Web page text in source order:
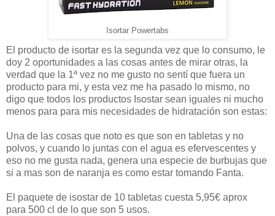
Isortar Powertabs
El producto de isortar es la segunda vez que lo consumo, le
doy 2 oportunidades a las cosas antes de mirar otras, la
verdad que la 1ª vez no me gusto no sentí que fuera un
producto para mi, y esta vez me ha pasado lo mismo, no
digo que todos los productos Isostar sean iguales ni mucho
menos para para mis necesidades de hidratación son estas:
Una de las cosas que noto es que son en tabletas y no
polvos, y cuando lo juntas con el agua es efervescentes y
eso no me gusta nada, genera una especie de burbujas que
si a mas son de naranja es como estar tomando Fanta.
El paquete de isostar de 10 tabletas cuesta 5,95€ aprox
para 500 cl de lo que son 5 usos.